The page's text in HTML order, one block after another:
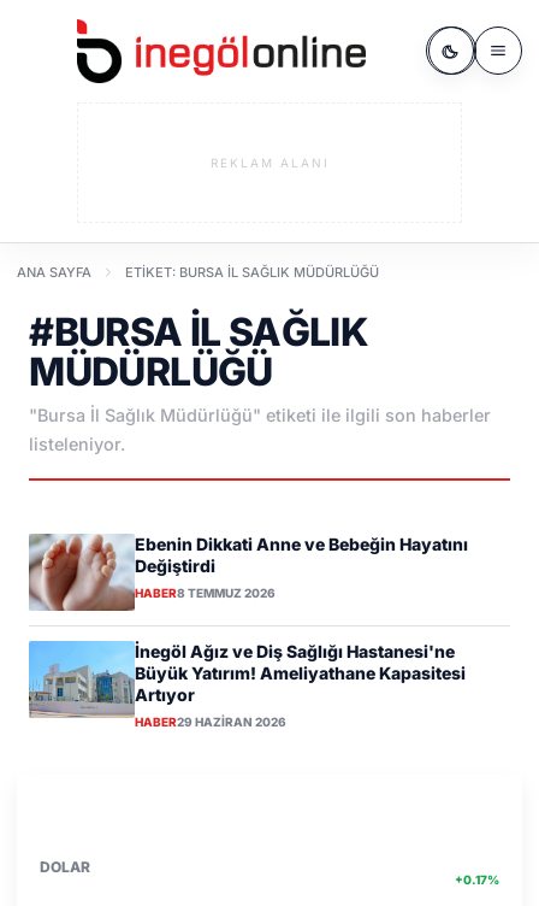
REKLAM ALANI
ANA SAYFA ETIKET: BURSA İL SAĞLIK MÜDÜRLÜĞÜ
#BURSA İL SAĞLIK
MÜDÜRLÜĞÜ
"Bursa İl Sağlık Müdürlüğü" etiketi ile ilgili son haberler
listeleniyor.
Ebenin Dikkati Anne ve Bebeğin Hayatını
Değiştirdi
HABER8 TEMMUZ 2026
İnegöl Ağız ve Diş Sağlığı Hastanesi'ne
Büyük Yatırım! Ameliyathane Kapasitesi
Artıyor
HABER29 HAZIRAN 2026
DOLAR
+0.17%